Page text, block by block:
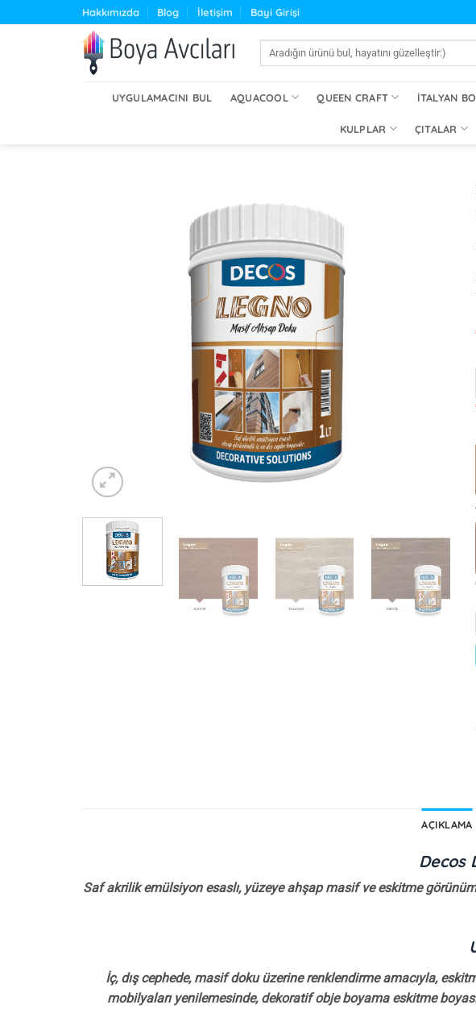
atla
Hakkımızda Blog İletişim Bayi Girişi
UYGULAMACINI BUL AQUACOOL QUEEN CRAFT İTALYAN
KULPLAR ÇITALAR
AÇIKLAMA
Decos
Saf akrilik emülsiyon esaslı, yüzeye ahşap masif ve eskitme
İç, dış cephede, masif doku üzerine renklendirme amacıyla,
mobilyaları yenilemesinde, dekoratif obje boyama eskitme